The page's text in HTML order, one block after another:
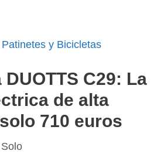
Patinetes y Bicicletas
C29: La
de alta
710 euros